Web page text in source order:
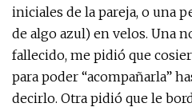
iniciales de la pareja, o una
de algo azul) en velos. Una
fallecido, me pidió que
para poder “acompañarla”
decirlo. Otra pidió que le